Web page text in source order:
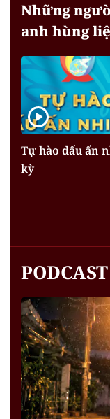
Những
anh hùng
Tự hào dấu ấn
kỳ
PODCAST